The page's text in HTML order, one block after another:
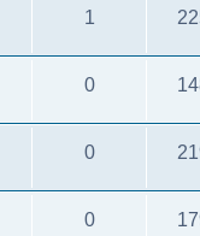
1
0
0
0